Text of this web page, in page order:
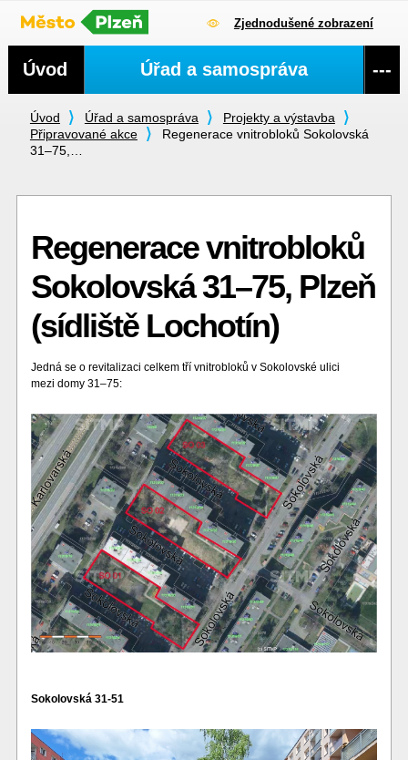
Zjednodušené zobrazení
Úvod Úřad a samospráva
Projekty a výstavba
Připravované akce
Regenerace vnitrobloků Sokolovská
31–75,…
Regenerace vnitrobloků
Sokolovská 31–75, Plzeň
(sídliště Lochotín)
Jedná se o revitalizaci celkem tří vnitrobloků v Sokolovské ulici
mezi domy 31–75:
Sokolovská 31-51
Navigace
Úvod Úřad a samospráva ---